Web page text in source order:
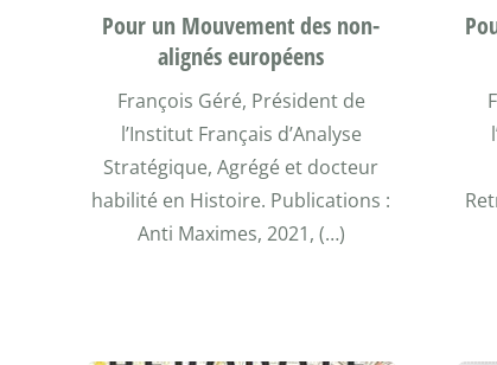
Pour un Mouvement des non-
alignés européens
François Géré, Président de
l’Institut Français d’Analyse
Stratégique, Agrégé et docteur
habilité en Histoire. Publications :
Anti Maximes, 2021, (…)